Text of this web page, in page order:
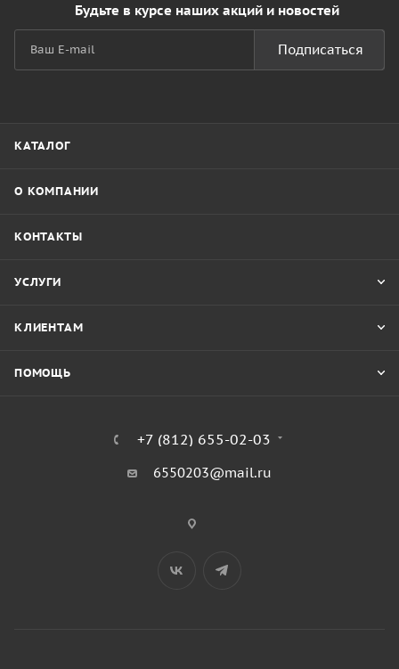
Будьте в курсе наших акций и новостей
Подписаться
КАТАЛОГ
О КОМПАНИИ
КОНТАКТЫ
УСЛУГИ
КЛИЕНТАМ
ПОМОЩЬ
+7 (812) 655-02-03
6550203@mail.ru